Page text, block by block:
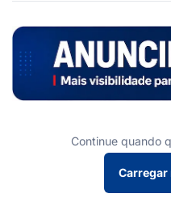
Continue quando
Carregar